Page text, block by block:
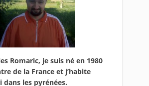
Romaric, je suis né en 1980
de la France et j’habite
dans les pyrénées.